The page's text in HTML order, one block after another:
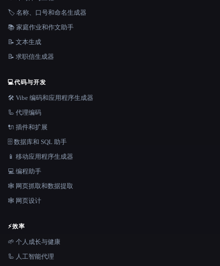
🏷️ 名称、口号和命名生成器
📚 家庭作业和作文助手
📝 文本生成
📝 求职信生成器
💻代码与开发
🛠️ Vibe 编码和应用程序生成器
🦾 代理编码
🔌 插件和扩展
🗄️ 数据库和 SQL 助手
📱 移动应用程序生成器
💻 编程助手
🕸️ 网页抓取和数据提取
🕸 网页设计
⚡效率
🌱 个人成长与健康
🦾 人工智能代理